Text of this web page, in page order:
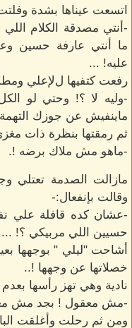
اتسعت عيناها بشدة
-أنتي مصدقة الكلام
ما أنتي عارفة حسين
عليه! ...
رفعت كتفيها لﻹعلي
-وليه لا ؟! وحتي لو
ماينفيش عن جوزك
ثم رمقتها بنظرة ذات
-ماهو مش ملاك برضه !.
مازالت الصدمة تعتلي
وقالت بإنفعال:-
-عشان كده قافلة علي
حسيين اللي مربيكي ؟! ...
أشاحت "ليلي " بوجهها
خصلاتها عن وجهها !..
نادية وهي تهز رأسها
-مش معقول ! بجد مش
ومن ثم رحلت وأغلقت